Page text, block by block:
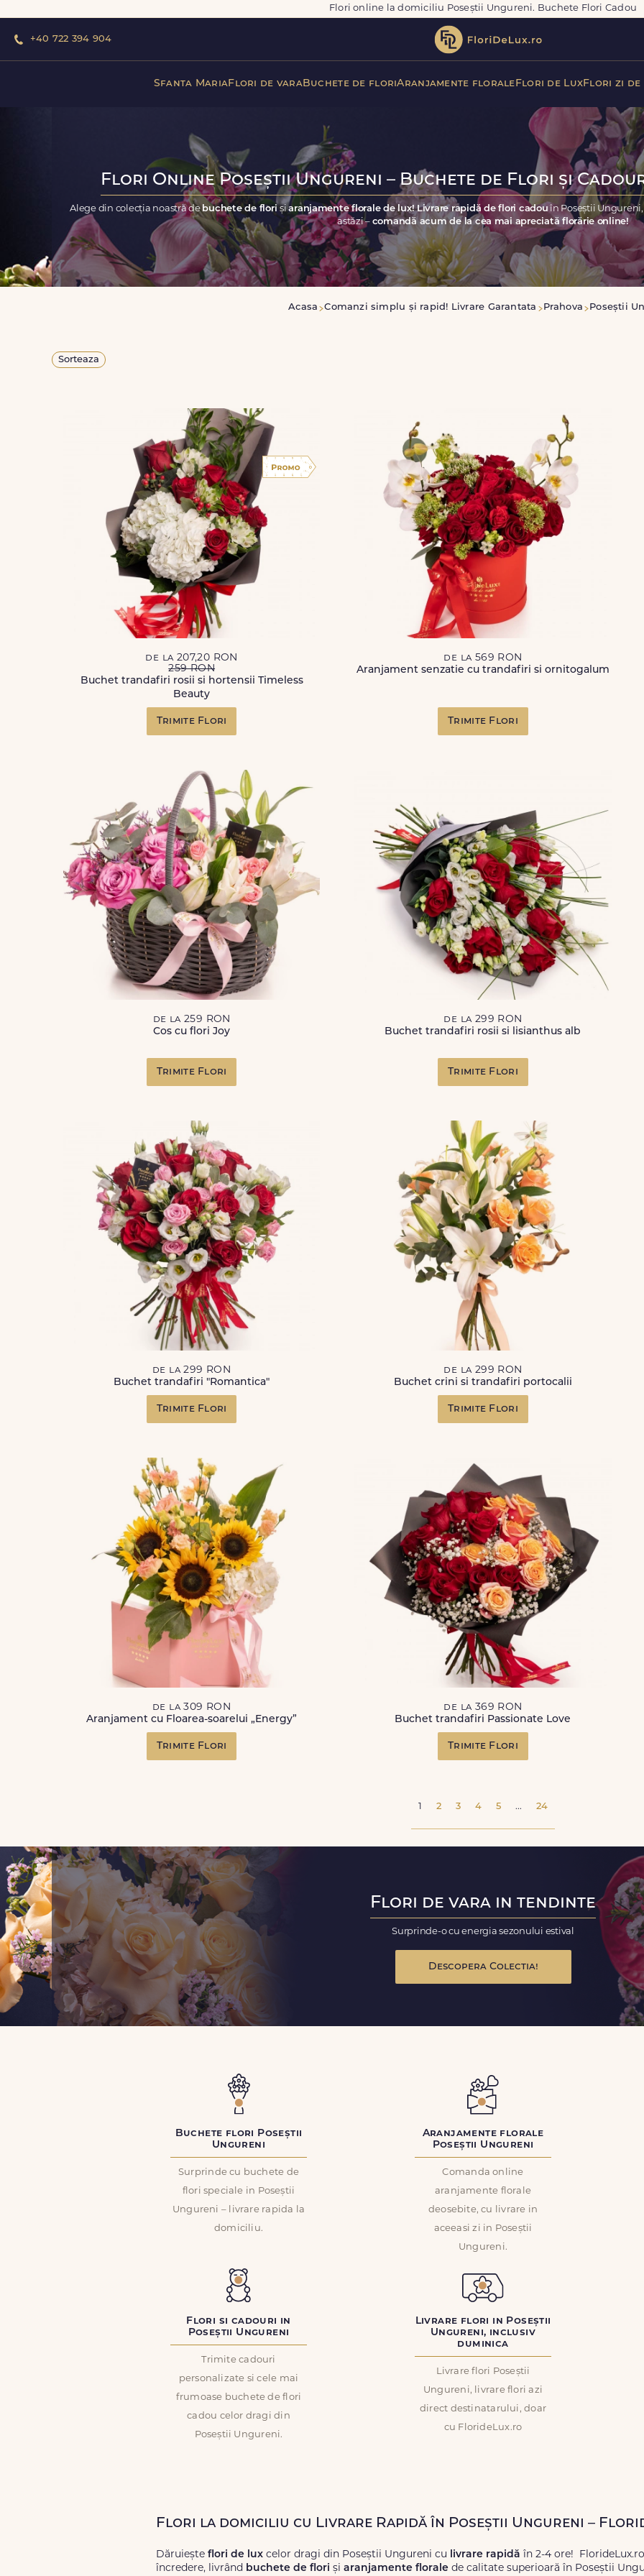
Flori online la domiciliu Poseștii Ungureni. Buchete Flori Cadou
+40 722 394 904
Sfanta MariaFlori de varaBuchete de floriAranjamente florale Flori de LuxFlori zi de
Flori Online Poseștii Ungureni – Buchete de Flori și
Alege din colecția noastră de buchete de florișiaranjamente florale de lux! Livrare rapidă de flori cadou în Poseștii
astăzi – comandă acum de la cea mai apreciată florărie online!
Acasa Comanzi simplu și rapid! Livrare Garantata Prahova Poseștii
Sorteaza
de la 207,20 RON
259 RON
Buchet trandafiri rosii si hortensii Timeless
Beauty
Trimite Flori
de la 569 RON
Aranjament senzatie cu trandafiri si ornitogalum
Trimite Flori
de la 259 RON
Cos cu flori Joy
Trimite Flori
de la 299 RON
Buchet trandafiri rosii si lisianthus alb
Trimite Flori
de la 299 RON
Buchet trandafiri "Romantica"
Trimite Flori
de la 299 RON
Buchet crini si trandafiri portocalii
Trimite Flori
de la 309 RON
Aranjament cu Floarea-soarelui „Energy”
Trimite Flori
de la 369 RON
Buchet trandafiri Passionate Love
Trimite Flori
1 2 3 4 5 ... 24
Flori de vara in tendinte
Surprinde-o cu energia sezonului estival
Descopera Colectia!
Buchete flori Poseștii
Ungureni
Surprinde cu buchete de
flori speciale in Poseștii
Ungureni – livrare rapida la
domiciliu.
Aranjamente florale
Poseștii Ungureni
Comanda online
aranjamente florale
deosebite, cu livrare in
aceeasi zi in Poseștii
Ungureni.
Flori si cadouri in
Poseștii Ungureni
Trimite cadouri
personalizate si cele mai
frumoase buchete de flori
cadou celor dragi din
Poseștii Ungureni.
Livrare flori in Poseștii
Ungureni, inclusiv
duminica
Livrare flori Poseștii
Ungureni, livrare flori azi
direct destinatarului, doar
cu FlorideLux.ro
Flori la domiciliu cu Livrare Rapidă în Poseștii Ungureni –
Dăruiește flori de lux celor dragi din Poseștii Ungureni cu livrare rapidă în 2-4 ore!
încredere, livrând buchete de flori și aranjamente florale de calitate superioară în Poseștii